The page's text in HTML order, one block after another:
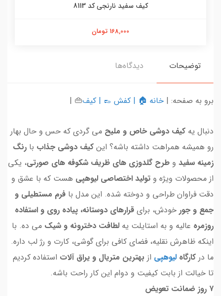
کیف سفید نارنجی کد 8113
168,000 تومان
توضیحات دیدگاه‌ها
برو به صفحه: | خانه 🏠 | کفش 👞 | کیف👜 |
دنبال یه کیف دوشی خاص و ملیح می گردی که حس و حال بهار
رو همیشه همراهت داشته باشه؟ این کیف دوشی جذاب با رنگ
زمینه سفید و طرح گلدوزی های ظریف شکوفه های صورتی، یکی
از محصولات ویژه و تولید اختصاصی لیوهپی هست که با عشق و
دقت فراوان طراحی و دوخته شده. این مدل با فرم مستطیلی و
جمع و جور خودش، برای قرارهای دوستانه، پیاده روی و استفاده
روزمره عالیه و به استایلت یه لطافت دخترونه و شیک می ده. با
اینکه ظاهرش نقلیه، فضای کافی برای گوشی، کارت و رژ لب داره.
ما در کارگاه لیوهپی از بهترین متریال و یراق آلات استفاده کردیم
تا خیالت از بابت کیفیت و دوام این کار راحت باشه.
۷ روز ضمانت تعویض